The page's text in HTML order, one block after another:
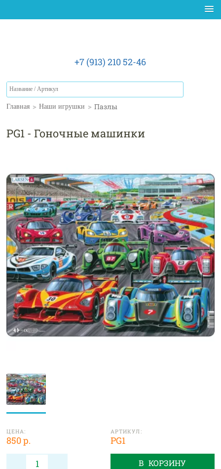
+7 (913) 210 52-46
Главная > Наши игрушки > Пазлы
PG1 - Гоночные машинки
ЦЕНА:
850 р.
АРТИКУЛ:
PG1
В КОРЗИНУ